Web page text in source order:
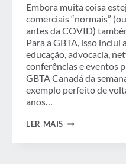
Embora muita coisa
comerciais “normais”
antes da COVID)
Para a GBTA, isso inclui
educação, advocacia,
conferências e eventos
GBTA Canadá da
exemplo perfeito de
anos…
LER MAIS CHECK-